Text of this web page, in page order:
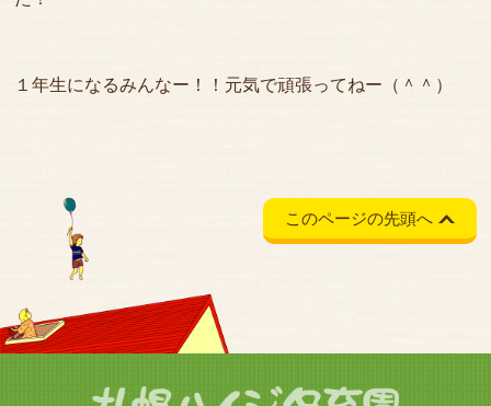
１年生になるみんなー！！元気で頑張ってねー（＾＾）
このページの先頭へ